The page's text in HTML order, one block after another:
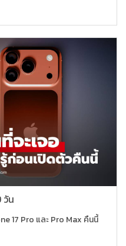
วัน
17 Pro และ Pro Max คืนนี้